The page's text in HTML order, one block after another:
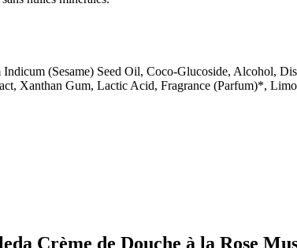
(Sesame) Seed Oil, Coco-Glucoside, Alcohol,
Xanthan Gum, Lactic Acid, Fragrance (Parfum)*,
Crème de Douche à la Rose